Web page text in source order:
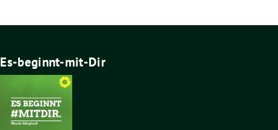
Es-beginnt-mit-Dir